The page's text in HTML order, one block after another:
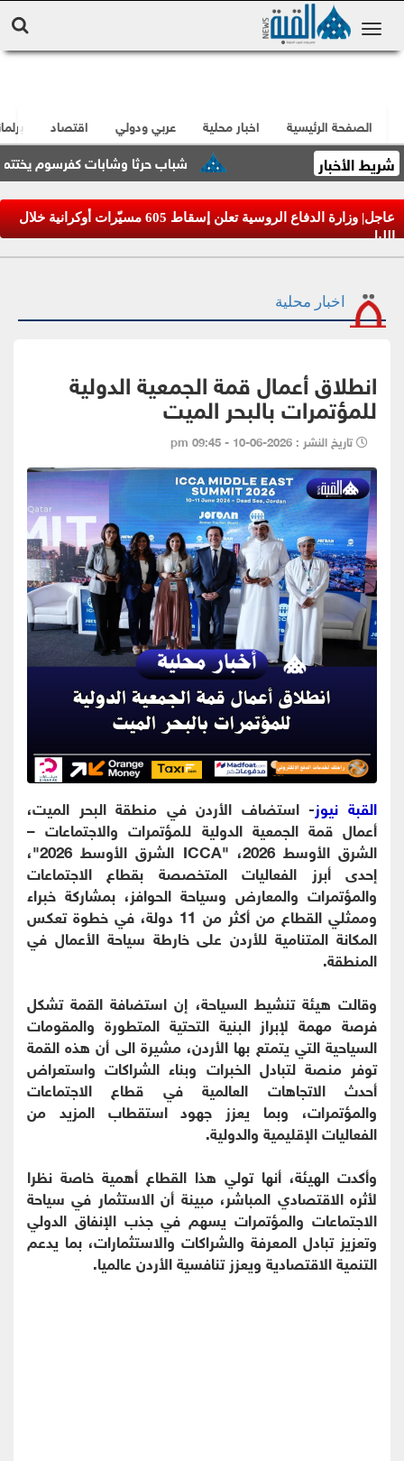
الصفحة الرئيسية اخبار محلية عربي ودولي اقتصاد
شريط الأخبار شباب حرثا وشابات كفرسوم يختتمون
عاجل| وزارة الدفاع الروسية تعلن إسقاط 605 مسيّرات أوكرانية خلال
الليل
اخبار محلية
انطلاق أعمال قمة الجمعية الدولية
للمؤتمرات بالبحر الميت
تاريخ النشر : 2026-06-10 - 09:45 pm
القبة نيوز- استضاف الأردن في منطقة البحر الميت،
أعمال قمة الجمعية الدولية للمؤتمرات والاجتماعات –
الشرق الأوسط 2026، "ICCA الشرق الأوسط 2026"،
إحدى أبرز الفعاليات المتخصصة بقطاع الاجتماعات
والمؤتمرات والمعارض وسياحة الحوافز، بمشاركة خبراء
وممثلي القطاع من أكثر من 11 دولة، في خطوة تعكس
المكانة المتنامية للأردن على خارطة سياحة الأعمال في
المنطقة.
وقالت هيئة تنشيط السياحة، إن استضافة القمة تشكل
فرصة مهمة لإبراز البنية التحتية المتطورة والمقومات
السياحية التي يتمتع بها الأردن، مشيرة الى أن هذه القمة
توفر منصة لتبادل الخبرات وبناء الشراكات واستعراض
أحدث الاتجاهات العالمية في قطاع الاجتماعات
والمؤتمرات، وبما يعزز جهود استقطاب المزيد من
الفعاليات الإقليمية والدولية.
وأكدت الهيئة، أنها تولي هذا القطاع أهمية خاصة نظرا
لأثره الاقتصادي المباشر، مبينة أن الاستثمار في سياحة
الاجتماعات والمؤتمرات يسهم في جذب الإنفاق الدولي
وتعزيز تبادل المعرفة والشراكات والاستثمارات، بما يدعم
التنمية الاقتصادية ويعزز تنافسية الأردن عالميا.